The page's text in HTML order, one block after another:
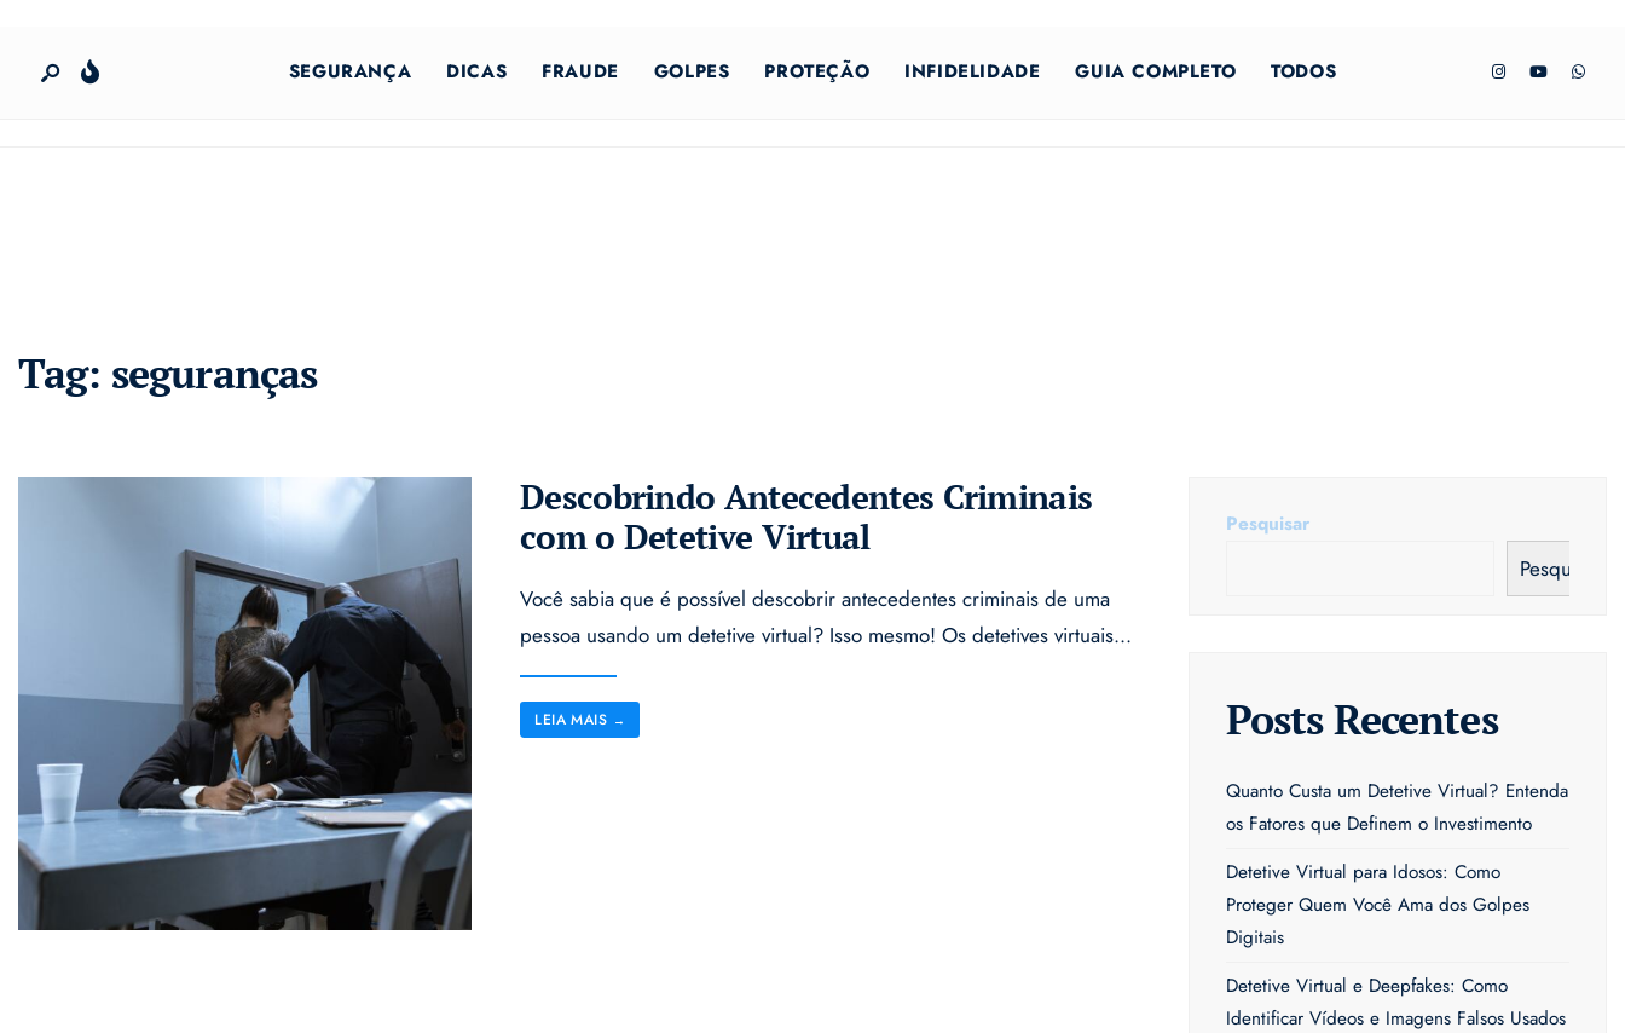
SEGURANÇA DICAS FRAUDE GOLPES PROTEÇÃO INFIDELIDADE GUIA COMPLETO TODOS
Tag: seguranças
Descobrindo Antecedentes Criminais
com o Detetive Virtual
Você sabia que é possível descobrir antecedentes criminais de uma
pessoa usando um detetive virtual? Isso mesmo! Os detetives virtuais...
LEIA MAIS →
Pesquisar
Pesquisar
Posts Recentes
Quanto Custa um Detetive Virtual? Entenda
os Fatores que Definem o Investimento
Detetive Virtual para Idosos: Como
Proteger Quem Você Ama dos Golpes
Digitais
Detetive Virtual e Deepfakes: Como
Identificar Vídeos e Imagens Falsos Usados